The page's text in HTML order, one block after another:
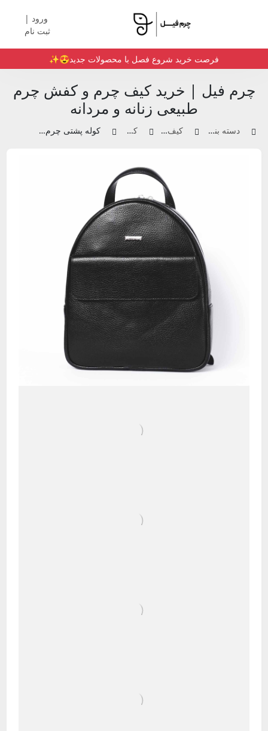
ورود |
ثبت نام
فرصت خرید شروع فصل با محصولات جدید😍✨️
چرم فیل | خرید کیف چرم و کفش چرم
طبیعی زنانه و مردانه
دسته بندی محصولات کیف چرم زنانه کوله پشتی کوله پشتی چرم مشکی | کد 0605